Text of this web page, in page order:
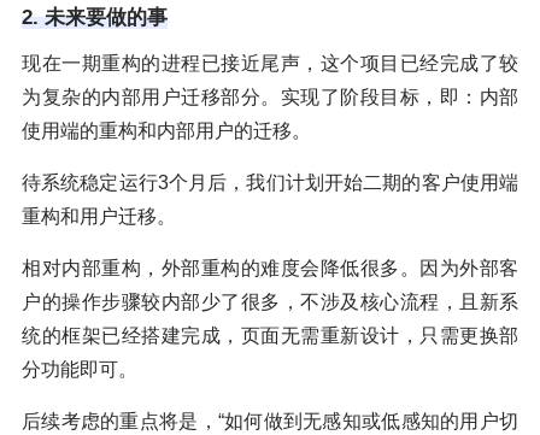
2. 未来要做的事
现在一期重构的进程已接近尾声，这个项目已经完成了较
为复杂的内部用户迁移部分。实现了阶段目标，即：内部
使用端的重构和内部用户的迁移。
待系统稳定运行3个月后，我们计划开始二期的客户使用端
重构和用户迁移。
相对内部重构，外部重构的难度会降低很多。因为外部客
户的操作步骤较内部少了很多，不涉及核心流程，且新系
统的框架已经搭建完成，页面无需重新设计，只需更换部
分功能即可。
后续考虑的重点将是，“如何做到无感知或低感知的用户切